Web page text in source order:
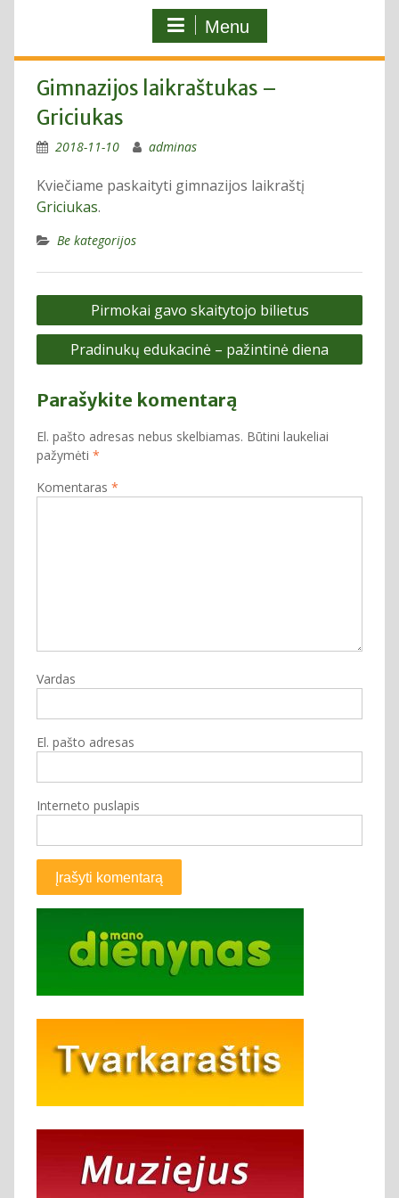
Menu
Gimnazijos laikraštukas –
Griciukas
2018-11-10 adminas
Kviečiame paskaityti gimnazijos laikraštį
Griciukas.
Be kategorijos
Navigacija
tarp
įrašų
Pirmokai gavo skaitytojo bilietus
Pradinukų edukacinė – pažintinė diena
Parašykite komentarą
El. pašto adresas nebus skelbiamas. Būtini laukeliai
pažymėti *
Komentaras *
Vardas
El. pašto adresas
Interneto puslapis